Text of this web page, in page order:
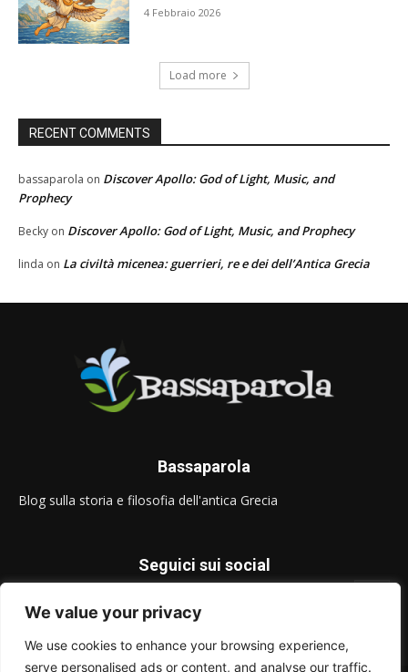
We value your privacy
We use cookies to enhance your browsing experience,
serve personalised ads or content, and analyse our traffic.
4 Febbraio 2026
Load more
RECENT COMMENTS
bassaparola on Discover Apollo: God of Light, Music, and
Prophecy
Becky on Discover Apollo: God of Light, Music, and Prophecy
linda on La civiltà micenea: guerrieri, re e dei dell’Antica Grecia
Bassaparola
Blog sulla storia e filosofia dell'antica Grecia
Seguici sui social